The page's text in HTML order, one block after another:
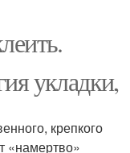
укладки,
крепкого
«намертво»